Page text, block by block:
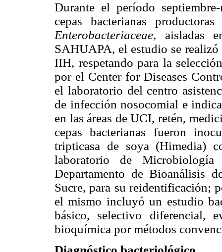
Durante el período
cepas bacterianas
Enterobacteriaceae, aisladas
SAHUAPA, el estudio se realizó
IIH, respetando para la
por el Center for Diseases
el laboratorio del centro
de infección nosocomial e
en las áreas de UCI, retén,
cepas bacterianas fueron
tripticasa de soya (Himedia)
laboratorio de
Departamento de Bioanálisis
Sucre, para su reidentificación;
el mismo incluyó un estudio
básico, selectivo diferencial,
bioquímica por métodos